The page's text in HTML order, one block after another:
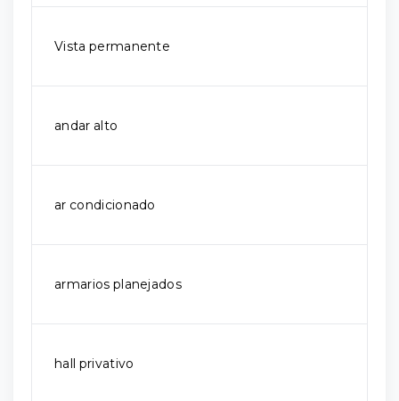
Vista permanente
andar alto
ar condicionado
armarios planejados
hall privativo